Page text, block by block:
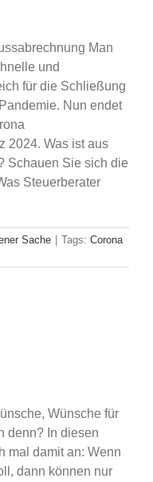
Man
und
für die Schließung
Nun endet
2024. Was ist aus
Schauen Sie sich die
Steuerberater
Sache Tags: Corona
Wünsche für
denn? In diesen
mal damit an: Wenn
dann können nur